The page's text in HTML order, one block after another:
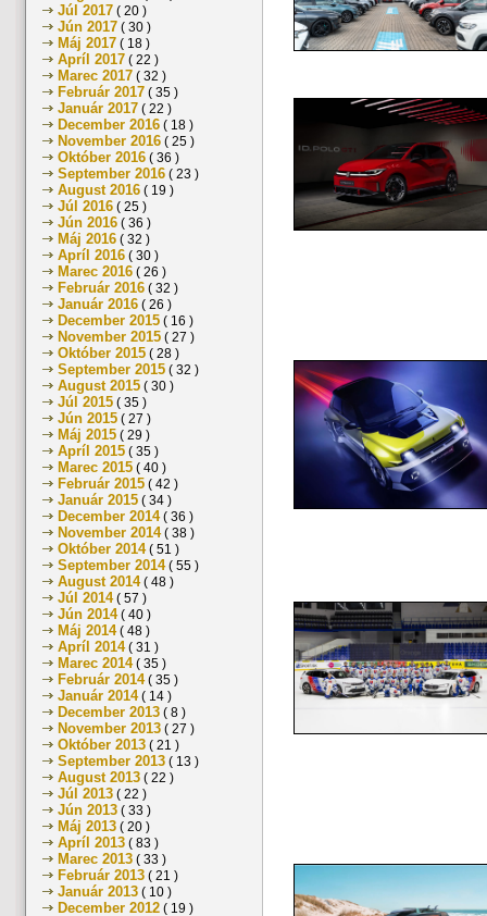
Júl 2017 ( 20 )
Jún 2017 ( 30 )
Máj 2017 ( 18 )
Apríl 2017 ( 22 )
Marec 2017 ( 32 )
Február 2017 ( 35 )
Január 2017 ( 22 )
December 2016 ( 18 )
November 2016 ( 25 )
Október 2016 ( 36 )
September 2016 ( 23 )
August 2016 ( 19 )
Júl 2016 ( 25 )
Jún 2016 ( 36 )
Máj 2016 ( 32 )
Apríl 2016 ( 30 )
Marec 2016 ( 26 )
Február 2016 ( 32 )
Január 2016 ( 26 )
December 2015 ( 16 )
November 2015 ( 27 )
Október 2015 ( 28 )
September 2015 ( 32 )
August 2015 ( 30 )
Júl 2015 ( 35 )
Jún 2015 ( 27 )
Máj 2015 ( 29 )
Apríl 2015 ( 35 )
Marec 2015 ( 40 )
Február 2015 ( 42 )
Január 2015 ( 34 )
December 2014( 36 )
November 2014( 38 )
Október 2014( 51 )
September 2014( 55 )
August 2014( 48 )
Júl 2014( 57 )
Jún 2014( 40 )
Máj 2014( 48 )
Apríl 2014( 31 )
Marec 2014( 35 )
Február 2014( 35 )
Január 2014( 14 )
December 2013 ( 8 )
November 2013 ( 27 )
Október 2013 ( 21 )
September 2013 ( 13 )
August 2013 ( 22 )
Júl 2013 ( 22 )
Jún 2013 ( 33 )
Máj 2013 ( 20 )
Apríl 2013 ( 83 )
Marec 2013 ( 33 )
Február 2013 ( 21 )
Január 2013 ( 10 )
December 2012 ( 19 )